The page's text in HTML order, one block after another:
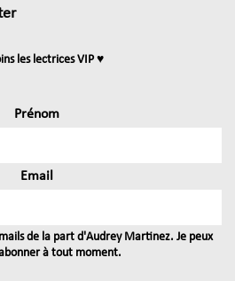
les lectrices VIP ♥
Prénom
Email
de la part d'Audrey Martinez. Je peux
à tout moment.